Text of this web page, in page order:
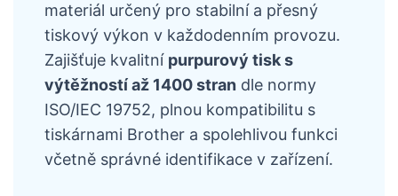
materiál určený pro stabilní a přesný
tiskový výkon v každodenním provozu.
Zajišťuje kvalitní purpurový tisk s
výtěžností až 1400 stran dle normy
ISO/IEC 19752, plnou kompatibilitu s
tiskárnami Brother a spolehlivou funkci
včetně správné identifikace v zařízení.